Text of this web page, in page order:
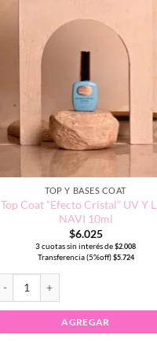
TOP Y BASES COAT
Top Coat “Efecto Cristal” UV Y
NAVI 10ml
$6.025
3 cuotas sin interés de$2.008
Transferencia (5%off)$5.724
AGREGAR